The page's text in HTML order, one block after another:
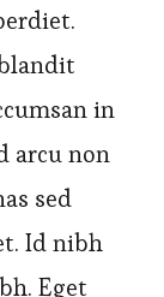
in
arcu non
sed
Id nibh
Eget